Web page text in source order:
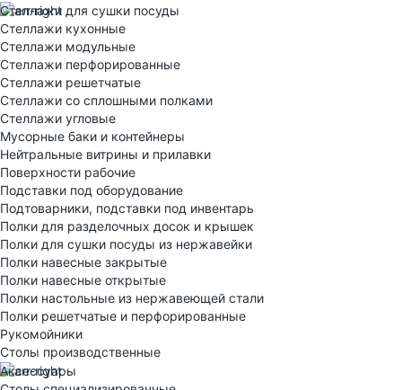
Стеллажи для сушки посуды
Стеллажи кухонные
Стеллажи модульные
Стеллажи перфорированные
Стеллажи решетчатые
Стеллажи со сплошными полками
Стеллажи угловые
Мусорные баки и контейнеры
Нейтральные витрины и прилавки
Поверхности рабочие
Подставки под оборудование
Подтоварники, подставки под инвентарь
Полки для разделочных досок и крышек
Полки для сушки посуды из нержавейки
Полки навесные закрытые
Полки навесные открытые
Полки настольные из нержавеющей стали
Полки решетчатые и перфорированные
Рукомойники
Столы производственные
Аксессуары